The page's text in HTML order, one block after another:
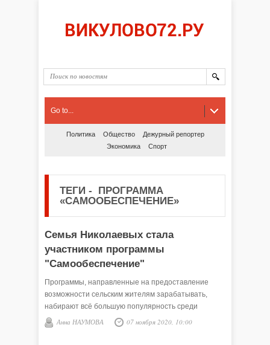
Go to...
Политика Общество
Дежурный репортер
Экономика
Спорт
ТЕГИ - ПРОГРАММА
«САМООБЕСПЕЧЕНИЕ»
Семья Николаевых стала
участником программы
"Самообеспечение"
Программы, направленные на предоставление
возможности сельским жителям зарабатывать,
набирают всё большую популярность среди
населения. Для тех, кто желает заниматься
Анна НАУМОВА 07 ноября 2020, 10:00